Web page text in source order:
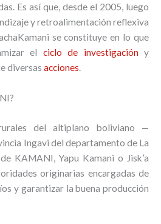
Es así que, desde el 2005, luego
y retroalimentación reflexiva
se constituye en lo que
el ciclo de investigacióny
diversas acciones.
del altiplano boliviano —
Ingavi del departamento de La
KAMANI, Yapu Kamani o Jisk’a
originarias encargadas de
y garantizar la buena producción